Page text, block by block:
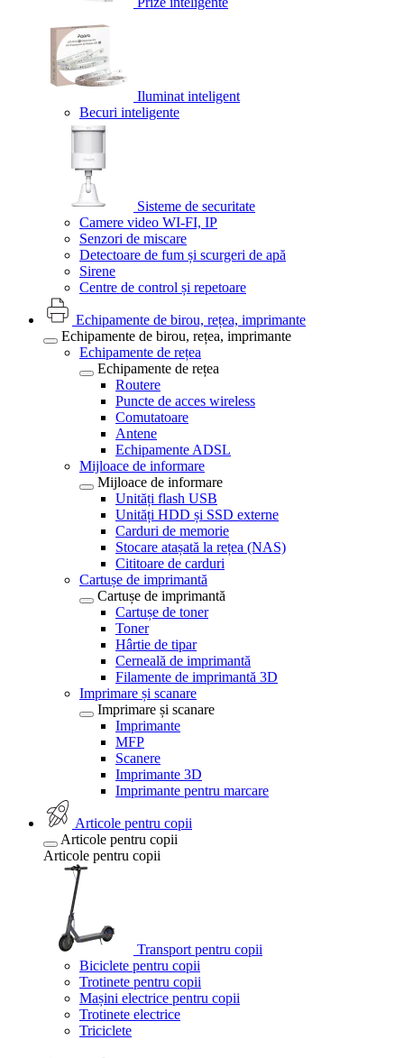
Iluminat inteligent
Becuri inteligente
Sisteme de securitate
Camere video WI-FI, IP
Senzori de miscare
Detectoare de fum și scurgeri de apă
Sirene
Centre de control și repetoare
Echipamente de birou, rețea, imprimante
Echipamente de birou, rețea, imprimante
Echipamente de rețea
Echipamente de rețea
Routere
Puncte de acces wireless
Comutatoare
Antene
Echipamente ADSL
Mijloace de informare
Mijloace de informare
Unități flash USB
Unități HDD și SSD externe
Carduri de memorie
Stocare atașată la rețea (NAS)
Cititoare de carduri
Cartușe de imprimantă
Cartușe de imprimantă
Cartușe de toner
Toner
Hârtie de tipar
Cerneală de imprimantă
Filamente de imprimantă 3D
Imprimare și scanare
Imprimare și scanare
Imprimante
MFP
Scanere
Imprimante 3D
Imprimante pentru marcare
Articole pentru copii
Articole pentru copii
Articole pentru copii
Transport pentru copii
Biciclete pentru copii
Trotinete pentru copii
Mașini electrice pentru copii
Trotinete electrice
Triciclete